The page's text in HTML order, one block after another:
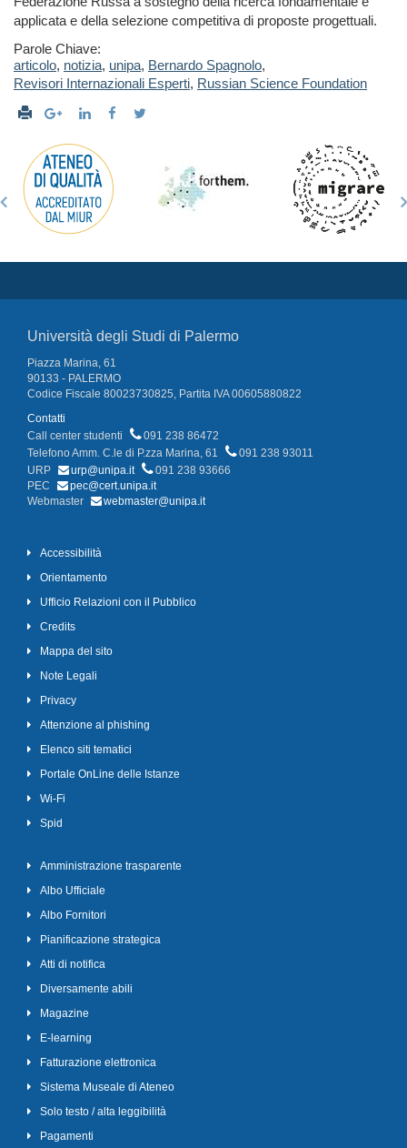
applicata e della selezione competitiva di proposte progettuali.
Parole Chiave:
articolo, notizia, unipa, Bernardo Spagnolo,
Revisori Internazionali Esperti, Russian Science Foundation
Università degli Studi di Palermo
Piazza Marina, 61
90133 - PALERMO
Codice Fiscale 80023730825, Partita IVA 00605880822
Contatti
Call center studenti
091 238 86472
Telefono Amm. C.le di P.zza Marina, 61
091 238 93011
URP
urp@unipa.it
091 238 93666
PEC
pec@cert.unipa.it
Webmaster
webmaster@unipa.it
Accessibilità
Orientamento
Ufficio Relazioni con il Pubblico
Credits
Mappa del sito
Note Legali
Privacy
Attenzione al phishing
Elenco siti tematici
Portale OnLine delle Istanze
Wi-Fi
Spid
Amministrazione trasparente
Albo Ufficiale
Albo Fornitori
Pianificazione strategica
Atti di notifica
Diversamente abili
Magazine
E-learning
Fatturazione elettronica
Sistema Museale di Ateneo
Solo testo / alta leggibilità
Pagamenti